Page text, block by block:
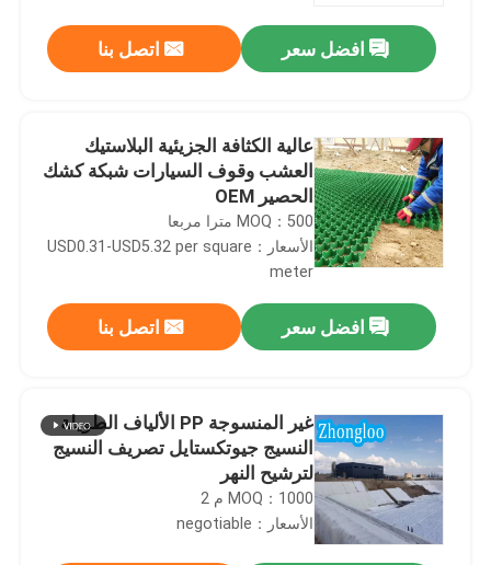
افضل سعر اتصل بنا
عالية الكثافة الجزيئية البلاستيك
العشب وقوف السيارات شبكة كشك
الحصير OEM
MOQ：500 مترا مربعا
الأسعار：USD0.31-USD5.32 per square
meter
افضل سعر اتصل بنا
غير المنسوجة PP الألياف الطويلة
النسيج جيوتكستايل تصريف النسيج
لترشيح النهر
MOQ：1000 م 2
الأسعار：negotiable